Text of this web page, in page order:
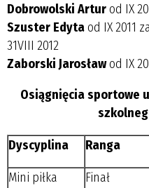
Dobrowolski Arturod IX
Szuster Edytaod IX 2011
31VIII 2012
Zaborski Jarosławod IX
Osiągnięcia sportowe
Dyscyplina Ranga
Mini piłka
Finał